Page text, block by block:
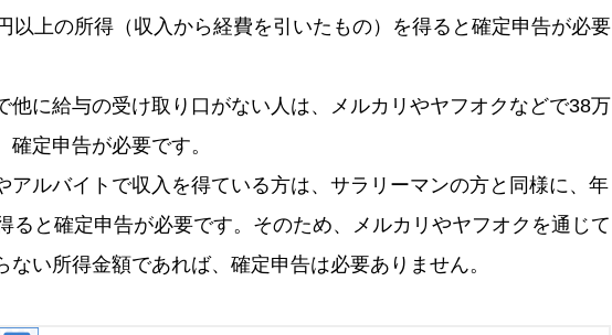
以上の所得（収入から経費を引いたもの）を得ると確定申告が必要
他に給与の受け取り口がない人は、メルカリやヤフオクなどで38万
定申告が必要です。
アルバイトで収入を得ている方は、サラリーマンの方と同様に、年
ると確定申告が必要です。そのため、メルカリやヤフオクを通じて
い所得金額であれば、確定申告は必要ありません。